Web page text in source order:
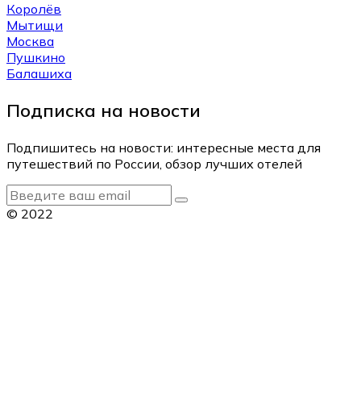
Королёв
Мытищи
Москва
Пушкино
Балашиха
Подписка на новости
Подпишитесь на новости: интересные места для
путешествий по России, обзор лучших отелей
© 2022